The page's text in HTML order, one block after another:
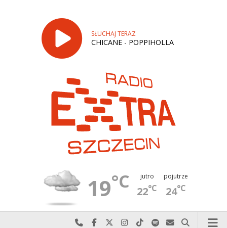
SŁUCHAJ TERAZ
CHICANE - POPPIHOLLA
19°C jutro
22°C
pojutrze
24°C
Najlepiej po prostu do nas zadzwoń
Odwiedź nas na Facebook-u
Odwiedź nas na X
Odwiedź nas na Instagram-ie
Odwiedź nas na TikTok-u
Szukaj nas na Spotify
Wyślij do nas
Szukaj